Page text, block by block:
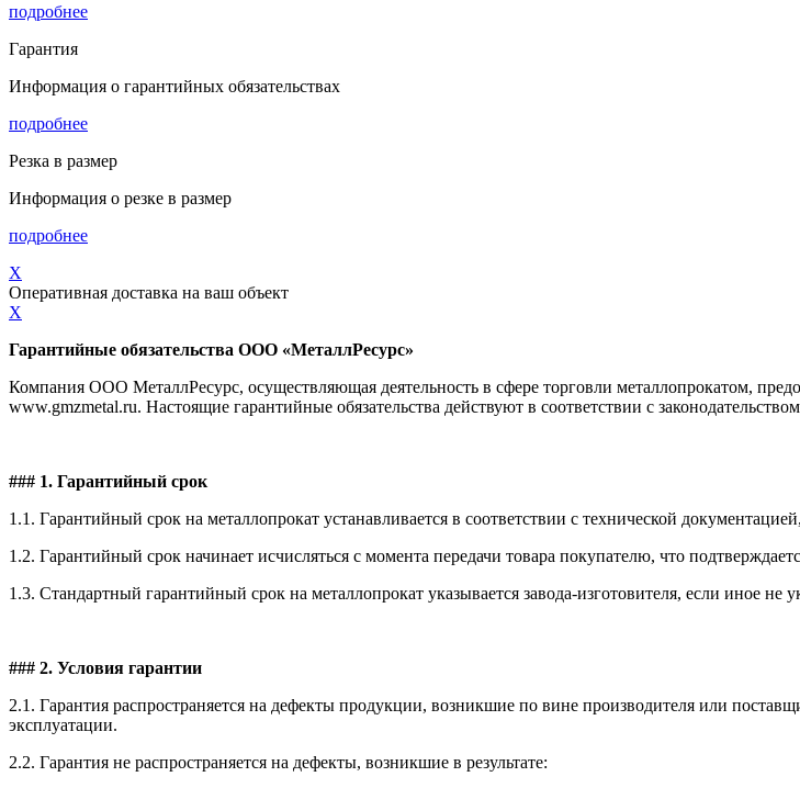
подробнее
Гарантия
Информация о гарантийных обязательствах
подробнее
Резка в размер
Информация о резке в размер
подробнее
X
Оперативная доставка на ваш объект
X
Гарантийные обязательства ООО «МеталлРесурс»
Компания ООО МеталлРесурс, осуществляющая деятельность в сфере торговли металлопрокатом,
www.gmzmetal.ru. Настоящие гарантийные обязательства действуют в соответствии с
### 1. Гарантийный срок
1.1. Гарантийный срок на металлопрокат устанавливается в соответствии с технической
1.2. Гарантийный срок начинает исчисляться с момента передачи товара покупателю, что
1.3. Стандартный гарантийный срок на металлопрокат указывается завода-изготовителя, если иное
### 2. Условия гарантии
2.1. Гарантия распространяется на дефекты продукции, возникшие по вине производителя или
эксплуатации.
2.2. Гарантия не распространяется на дефекты, возникшие в результате: